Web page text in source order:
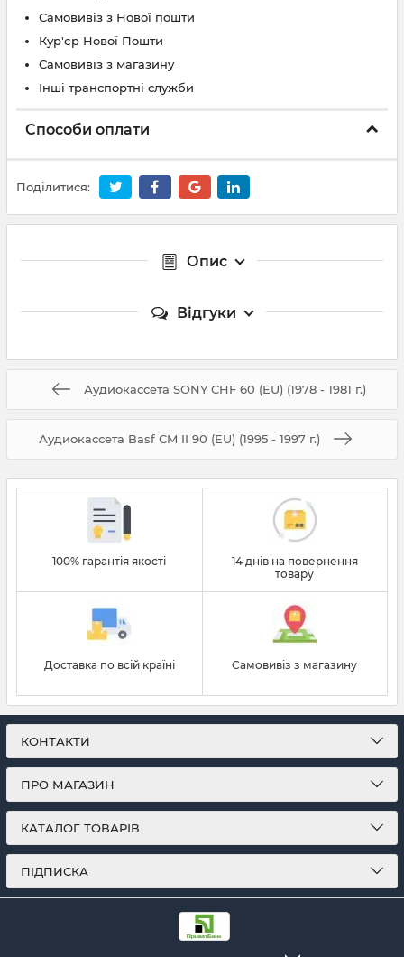
Самовивіз з Нової пошти
Кур'єр Нової Пошти
Самовивіз з магазину
Інші транспортні служби
Способи оплати
Поділитися:
Опис
Відгуки
Аудиокассета SONY CHF 60 (EU) (1978 - 1981 г.)
Аудиокассета Basf CM II 90 (EU) (1995 - 1997 г.)
100% гарантія якості
14 днів на повернення
товару
Доставка по всій країні Самовивіз з магазину
КОНТАКТИ
ПРО МАГАЗИН
КАТАЛОГ ТОВАРІВ
ПІДПИСКА